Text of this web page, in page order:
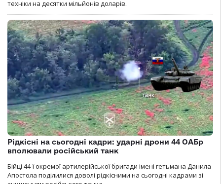
техніки на десятки мільйонів доларів.
Рідкісні на сьогодні кадри: ударні дрони 44 ОАБр
вполювали російський танк
Бійці 44-ї окремої артилерійської бригади імені гетьмана Данила
Апостола поділилися доволі рідкісними на сьогодні кадрами зі